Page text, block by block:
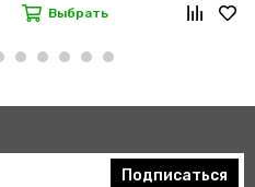
Выбрать
Подписаться